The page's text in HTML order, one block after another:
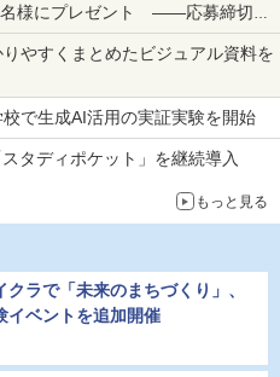
様にプレゼント ――応募締切は
やすくまとめたビジュアル資料を
で生成AI活用の実証実験を開始
タディポケット」を継続導入
もっと見る
ラで「未来のまちづくり」、
イベントを追加開催